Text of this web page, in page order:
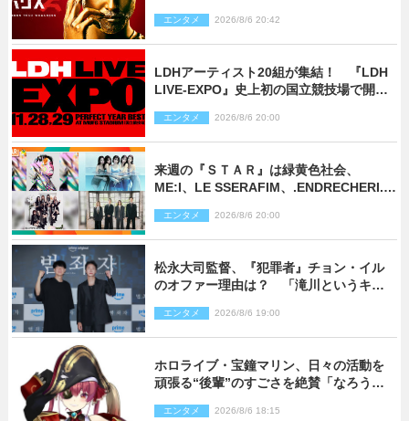
エンタメ 2026/8/6 20:42
LDHアーティスト20組が集結！ 『LDH
LIVE‐EXPO』史上初の国立競技場で開催
エンタメ 2026/8/6 20:00
来週の『ＳＴＡＲ』は緑黄色社会、
ME:I、LE SSERAFIM、.ENDRECHERI.が
エンタメ 2026/8/6 20:00
松永大司監督、『犯罪者』チョン・イル
のオファー理由は？ 「滝川というキャ
かった」
エンタメ 2026/8/6 19:00
ホロライブ・宝鐘マリン、日々の活動を
頑張る“後輩”のすごさを絶賛「なろう系
エンタメ 2026/8/6 18:15